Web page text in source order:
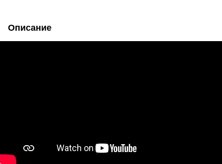
Описание